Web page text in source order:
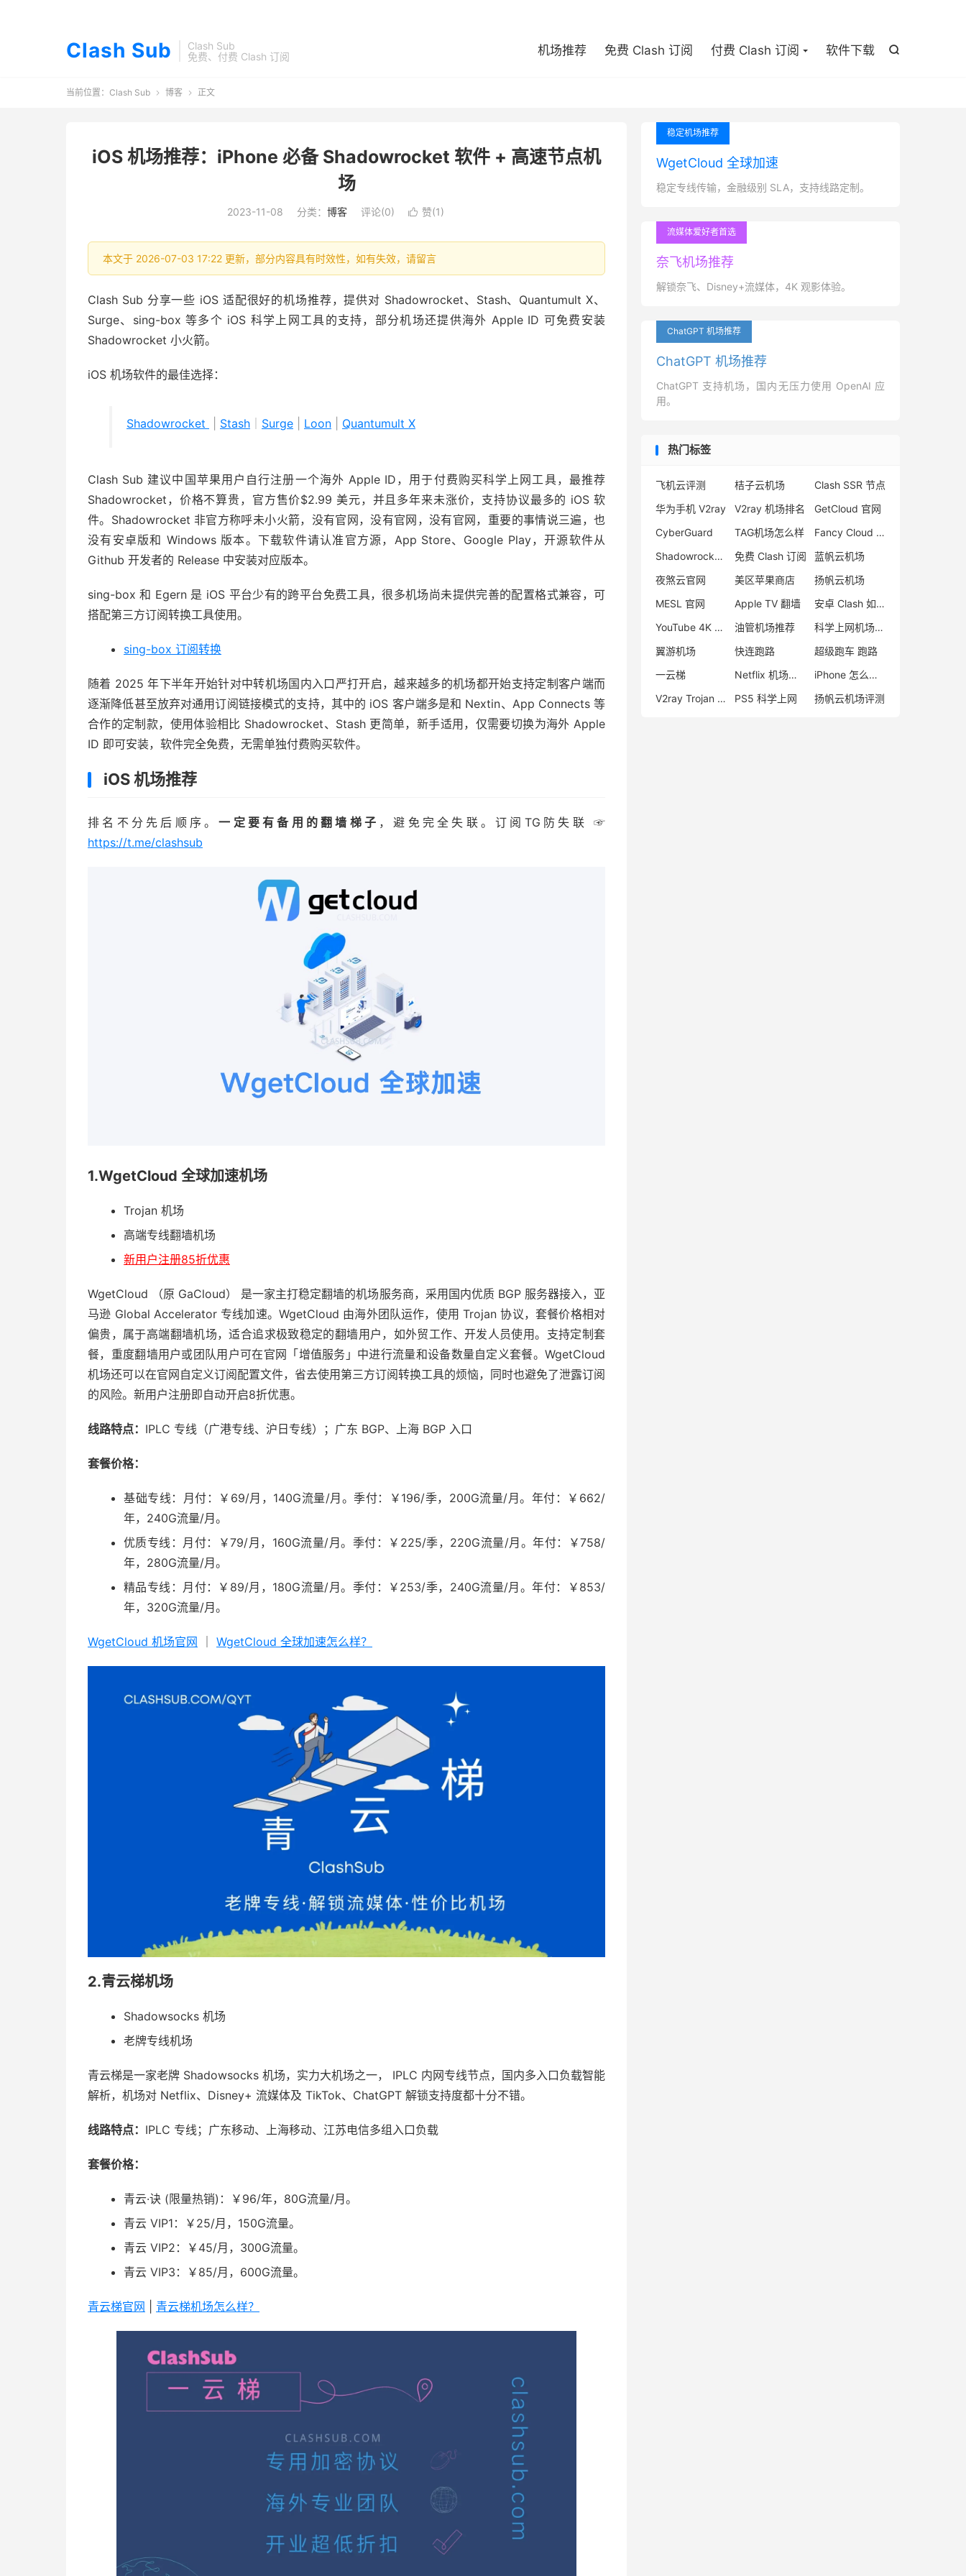
Clash Sub
Clash Sub
免费、付费 Clash 订阅

机场推荐 免费 Clash 订阅 付费 Clash 订阅 软件下载
当前位置： Clash Sub  博客  正文
iOS 机场推荐：iPhone 必备 Shadowrocket 软件 + 高速节点机
场
2023-11-08 分类： 博客 评论(0)  赞(1)
本文于 2026-07-03 17:22 更新，部分内容具有时效性，如有失效，请留言
Clash Sub 分享一些 iOS 适配很好的机场推荐，提供对 Shadowrocket、Stash、Quantumult X、
Surge、sing-box 等多个 iOS 科学上网工具的支持，部分机场还提供海外 Apple ID 可免费安装
Shadowrocket 小火箭。
iOS 机场软件的最佳选择：
Shadowrocket Stash Surge Loon Quantumult X
Clash Sub 建议中国苹果用户自行注册一个海外 Apple ID，用于付费购买科学上网工具，最推荐
Shadowrocket，价格不算贵，官方售价$2.99 美元，并且多年来未涨价，支持协议最多的 iOS 软
件。Shadowrocket 非官方称呼未小火箭，没有官网，没有官网，没有官网，重要的事情说三遍，也
没有安卓版和 Windows 版本。下载软件请认准官方源，App Store、Google Play，开源软件从
Github 开发者的 Release 中安装对应版本。
sing-box 和 Egern 是 iOS 平台少有的跨平台免费工具，很多机场尚未提供完善的配置格式兼容，可
搭配第三方订阅转换工具使用。
sing-box 订阅转换
随着 2025 年下半年开始针对中转机场国内入口严打开启，越来越多的机场都开始支持定制客户端而
逐渐降低甚至放弃对通用订阅链接模式的支持，其中的 iOS 客户端多是和 Nextin、App Connects 等
合作的定制款，使用体验相比 Shadowrocket、Stash 更简单，新手适用，仅需要切换为海外 Apple
ID 即可安装，软件完全免费，无需单独付费购买软件。
iOS 机场推荐
排名不分先后顺序。一定要有备用的翻墙梯子 ，避免完全失联。订阅TG防失联 ☞
https://t.me/clashsub
1.WgetCloud 全球加速机场
Trojan 机场
高端专线翻墙机场
新用户注册85折优惠
WgetCloud （原 GaCloud） 是一家主打稳定翻墙的机场服务商，采用国内优质 BGP 服务器接入，亚
马逊 Global Accelerator 专线加速。WgetCloud 由海外团队运作，使用 Trojan 协议，套餐价格相对
偏贵，属于高端翻墙机场，适合追求极致稳定的翻墙用户，如外贸工作、开发人员使用。支持定制套
餐，重度翻墙用户或团队用户可在官网「增值服务」中进行流量和设备数量自定义套餐。WgetCloud
机场还可以在官网自定义订阅配置文件，省去使用第三方订阅转换工具的烦恼，同时也避免了泄露订阅
的风险。新用户注册即自动开启8折优惠。
线路特点： IPLC 专线（广港专线、沪日专线）；广东 BGP、上海 BGP 入口
套餐价格：
基础专线：月付：￥69/月，140G流量/月。季付：￥196/季，200G流量/月。年付：￥662/
年，240G流量/月。
优质专线：月付：￥79/月，160G流量/月。季付：￥225/季，220G流量/月。年付：￥758/
年，280G流量/月。
精品专线：月付：￥89/月，180G流量/月。季付：￥253/季，240G流量/月。年付：￥853/
年，320G流量/月。
WgetCloud 机场官网 WgetCloud 全球加速怎么样？
2.青云梯机场
Shadowsocks 机场
老牌专线机场
青云梯是一家老牌 Shadowsocks 机场，实力大机场之一， IPLC 内网专线节点，国内多入口负载智能
解析，机场对 Netflix、Disney+ 流媒体及 TikTok、ChatGPT 解锁支持度都十分不错。
线路特点： IPLC 专线；广东移动、上海移动、江苏电信多组入口负载
套餐价格：
青云·诀 (限量热销)：￥96/年，80G流量/月。
青云 VIP1：￥25/月，150G流量。
青云 VIP2：￥45/月，300G流量。
青云 VIP3：￥85/月，600G流量。
青云梯官网 青云梯机场怎么样？
稳定机场推荐
WgetCloud 全球加速
稳定专线传输，金融级别 SLA，支持线路定制。
流媒体爱好者首选
奈飞机场推荐
解锁奈飞、Disney+流媒体，4K 观影体验。
ChatGPT 机场推荐
ChatGPT 机场推荐
ChatGPT 支持机场，国内无压力使用 OpenAI 应
用。
热门标签
飞机云评测 桔子云机场
Clash SSR 节点
华为手机 V2ray
V2ray 机场排名
GetCloud 官网
CyberGuard
TAG机场怎么样
Fancy Cloud 机场
Shadowrocket 订阅
免费 Clash 订阅
蓝帆云机场
夜煞云官网
美区苹果商店
扬帆云机场
MESL 官网
Apple TV 翻墙
安卓 Clash 如何使用
YouTube 4K VPN
油管机场推荐
科学上网机场推荐
翼游机场
快连跑路
超级跑车 跑路
一云梯
Netflix 机场推荐
iPhone 怎么翻墙
V2ray Trojan 区别
PS5 科学上网 扬帆云机场评测